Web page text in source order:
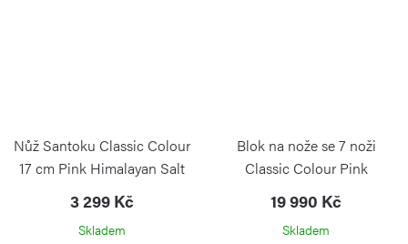
Nůž Santoku Classic Colour
17 cm Pink Himalayan Salt
3 299 Kč
Skladem
Blok na nože se 7 noži
Classic Colour Pink
Himalayan Salt
19 990 Kč
Skladem